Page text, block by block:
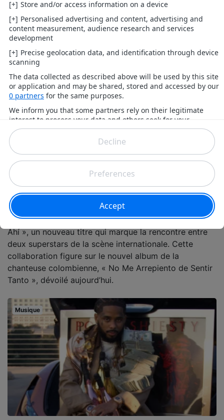
plus influentes de l'histoire du hip-hop.
Musique
Drake et Karol G dévoilent leur
collaboration événement avec le
titre « Ahí »
C’est l’une des collaborations les plus attendues du
moment. Drake et Karol G unissent leurs univers sur «
Ahí », un nouveau titre qui marque la rencontre entre
deux superstars de la scène internationale. Cette
collaboration figure sur le nouvel album de la
chanteuse colombienne, « No Me Arrepiento de Sentir
Tanto », dévoilé aujourd’hui.
Musique